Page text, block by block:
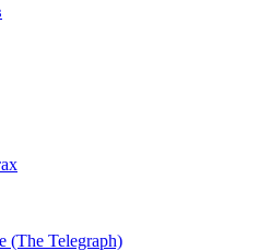
(The Telegraph)